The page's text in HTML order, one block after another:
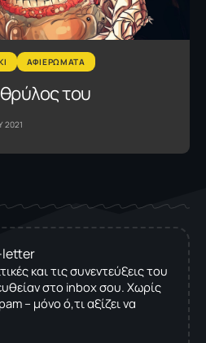
ΑΦΙΕΡΩΜΑΤΑ
του
2021
letter
και τις συνεντεύξεις του
στο inbox σου. Χωρίς
– μόνο ό,τι αξίζει να